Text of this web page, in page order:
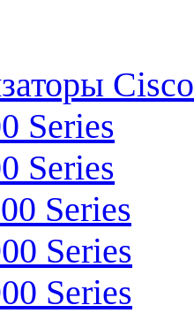
Cisco
Series
Series
Series
Series
Series